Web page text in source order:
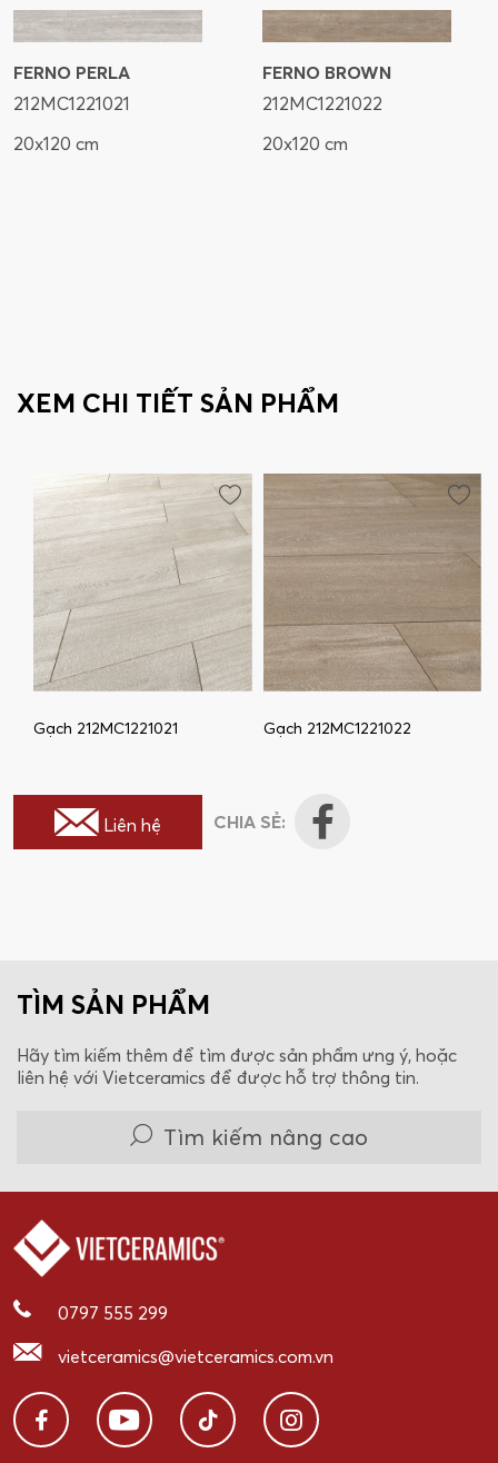
FERNO PERLA
212MC1221021
20x120 cm
FERNO BROWN
212MC1221022
20x120 cm
XEM CHI TIẾT SẢN PHẨM
Gạch 212MC1221021 Gạch 212MC1221022
Liên hệ CHIA SẺ:
TÌM SẢN PHẨM
Hãy tìm kiếm thêm để tìm được sản phẩm ưng ý, hoặc
liên hệ với Vietceramics để được hỗ trợ thông tin.
Tìm kiếm nâng cao
0797 555 299
vietceramics@vietceramics.com.vn